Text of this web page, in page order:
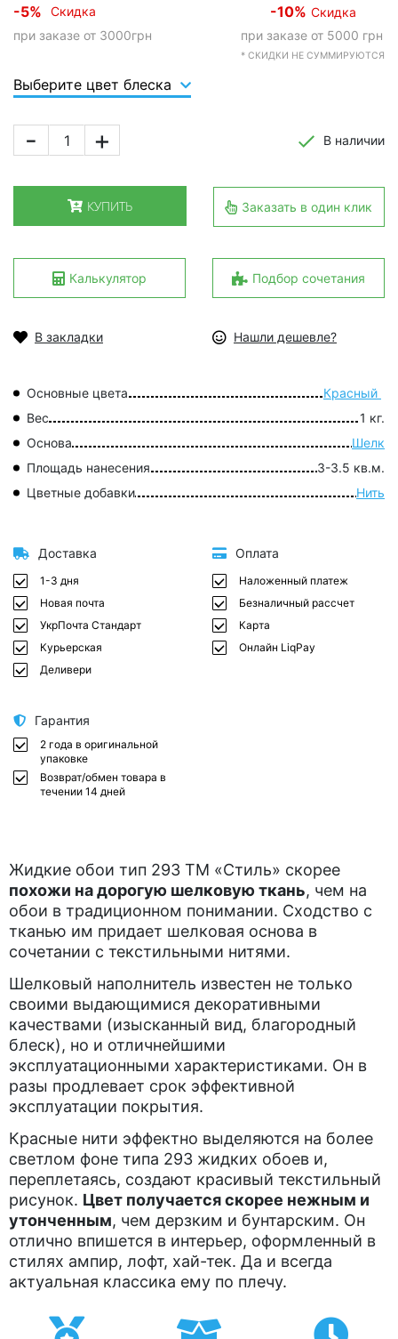
-5%
Скидка
при заказе от 3000грн
-10% Скидка
при заказе от 5000 грн
* СКИДКИ НЕ СУММИРУЮТСЯ
Выберите цвет блеска
- + В наличии
КУПИТЬ Заказать в один клик
Калькулятор Подбор сочетания
В закладки Нашли дешевле?
Основные цвета
Красный
Вес
1 кг.
Основа
Шелк
Площадь нанесения
3-3.5 кв.м.
Цветные добавки
Нить
Доставка
1-3 дня
Новая почта
УкрПочта Стандарт
Курьерская
Деливери
Оплата
Наложенный платеж
Безналичный рассчет
Карта
Онлайн LiqPay
Гарантия
2 года в оригинальной
упаковке
Возврат/обмен товара в
течении 14 дней
Жидкие обои тип 293 ТМ «Стиль» скорее
похожи на дорогую шелковую ткань, чем на
обои в традиционном понимании. Сходство с
тканью им придает шелковая основа в
сочетании с текстильными нитями.
Шелковый наполнитель известен не только
своими выдающимися декоративными
качествами (изысканный вид, благородный
блеск), но и отличнейшими
эксплуатационными характеристиками. Он в
разы продлевает срок эффективной
эксплуатации покрытия.
Красные нити эффектно выделяются на более
светлом фоне типа 293 жидких обоев и,
переплетаясь, создают красивый текстильный
рисунок. Цвет получается скорее нежным и
утонченным, чем дерзким и бунтарским. Он
отлично впишется в интерьер, оформленный в
стилях ампир, лофт, хай-тек. Да и всегда
актуальная классика ему по плечу.